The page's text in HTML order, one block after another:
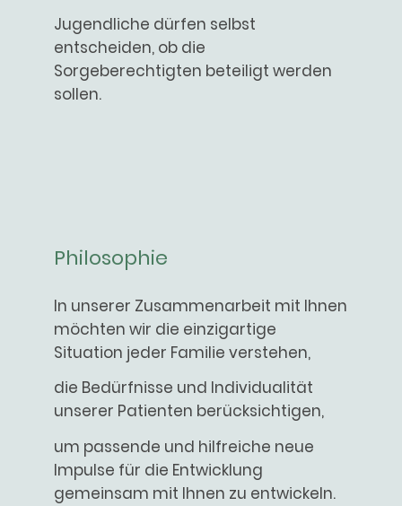
Jugendliche dürfen selbst
entscheiden, ob die
Sorgeberechtigten beteiligt werden
sollen.
Philosophie
In unserer Zusammenarbeit mit Ihnen
möchten wir die einzigartige
Situation jeder Familie verstehen,
die Bedürfnisse und Individualität
unserer Patienten berücksichtigen,
um passende und hilfreiche neue
Impulse für die Entwicklung
gemeinsam mit Ihnen zu entwickeln.